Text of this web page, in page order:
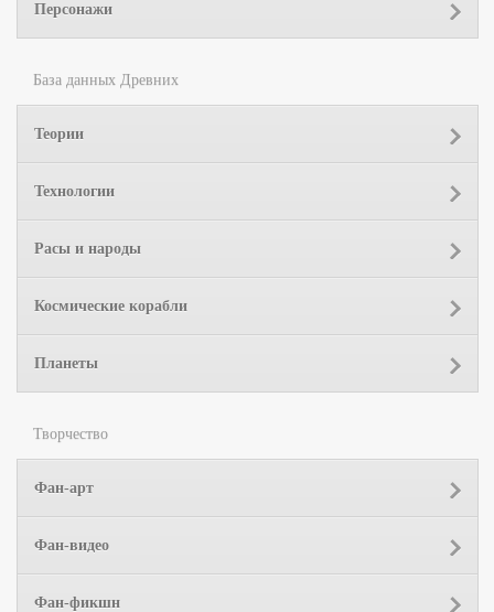
Персонажи
База данных Древних
Теории
Технологии
Расы и народы
Космические корабли
Планеты
Творчество
Фан-арт
Фан-видео
Фан-фикшн